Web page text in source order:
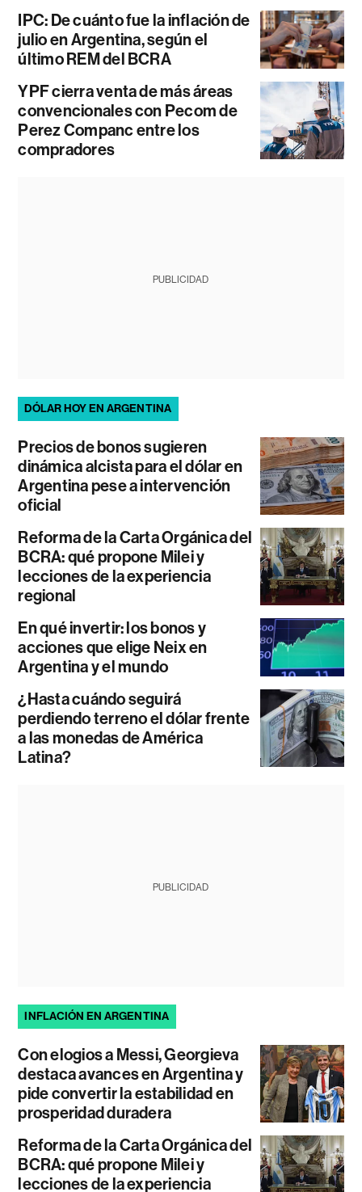
IPC: De cuánto fue la inflación de
julio en Argentina, según el
último REM del BCRA
YPF cierra venta de más áreas
convencionales con Pecom de
Perez Companc entre los
compradores
PUBLICIDAD
DÓLAR HOY EN ARGENTINA
Precios de bonos sugieren
dinámica alcista para el dólar en
Argentina pese a intervención
oficial
Reforma de la Carta Orgánica del
BCRA: qué propone Milei y
lecciones de la experiencia
regional
En qué invertir: los bonos y
acciones que elige Neix en
Argentina y el mundo
¿Hasta cuándo seguirá
perdiendo terreno el dólar frente
a las monedas de América
Latina?
PUBLICIDAD
INFLACIÓN EN ARGENTINA
Con elogios a Messi, Georgieva
destaca avances en Argentina y
pide convertir la estabilidad en
prosperidad duradera
Reforma de la Carta Orgánica del
BCRA: qué propone Milei y
lecciones de la experiencia